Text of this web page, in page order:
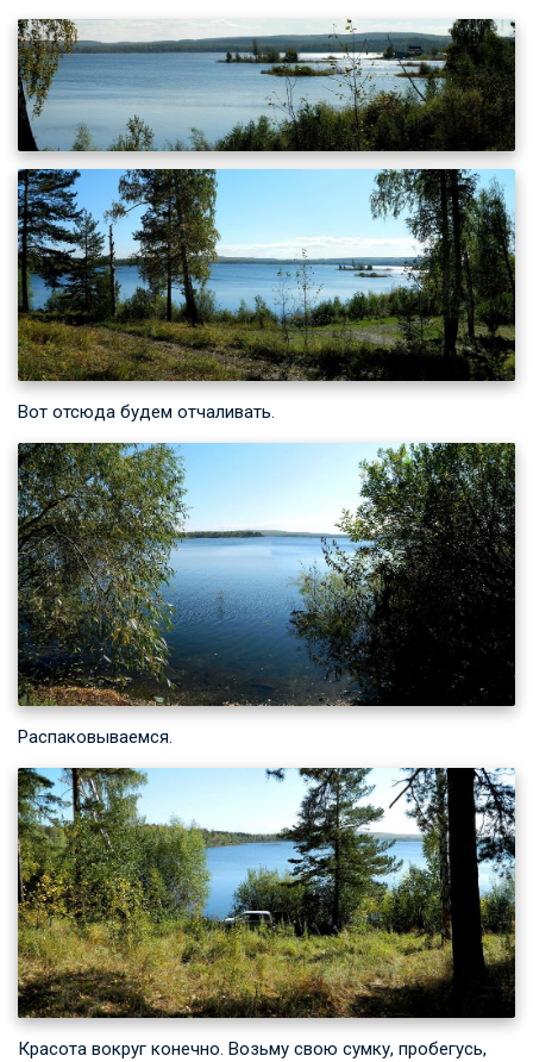
Вот отсюда будем отчаливать.
Распаковываемся.
Красота вокруг конечно. Возьму свою сумку, пробегусь,